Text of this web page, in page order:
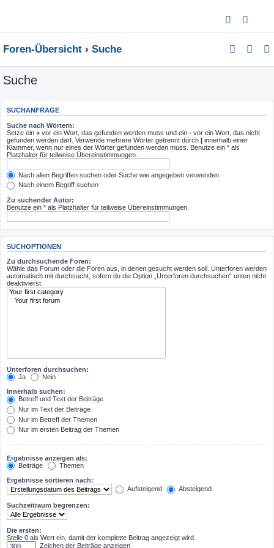
Foren-Übersicht Suche
Suche
SUCHANFRAGE
Suche nach Wörtern:
Setze ein + vor ein Wort, das gefunden werden muss und ein - vor ein Wort, das nicht
gefunden werden darf. Verwende mehrere Wörter getrennt durch | innerhalb einer
Klammer, wenn nur eines der Wörter gefunden werden muss. Benutze ein * als
Platzhalter für teilweise Übereinstimmungen.
Nach allen Begriffen suchen oder Suche wie angegeben verwenden
Nach einem Begriff suchen
Zu suchender Autor:
Benutze ein * als Platzhalter für teilweise Übereinstimmungen.
SUCHOPTIONEN
Zu durchsuchende Foren:
Wähle das Forum oder die Foren aus, in denen gesucht werden soll. Unterforen werden
automatisch mit durchsucht, sofern du die Option „Unterforen durchsuchen“ unten nicht
deaktivierst.
Unterforen durchsuchen:
Ja
Nein
Innerhalb suchen:
Betreff und Text der Beiträge
Nur im Text der Beiträge
Nur im Betreff der Themen
Nur im ersten Beitrag der Themen
Ergebnisse anzeigen als:
Beiträge
Themen
Ergebnisse sortieren nach:
Aufsteigend
Absteigend
Suchzeitraum begrenzen:
Die ersten:
Stelle 0 als Wert ein, damit der komplette Beitrag angezeigt wird.
Zeichen der Beiträge anzeigen